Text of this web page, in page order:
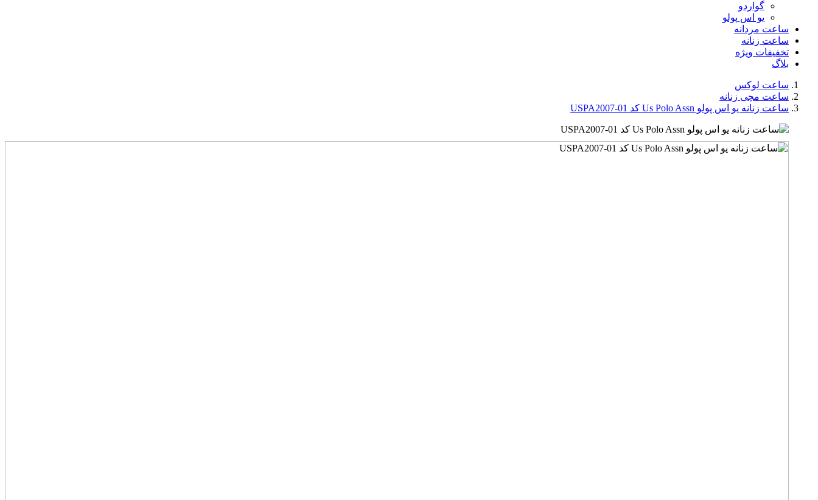
گواردو
یو اس پولو
ساعت مردانه
ساعت زنانه
تخفیفات ویژه
بلاگ
ساعت لوکس
ساعت مچی زنانه
ساعت زنانه یو اس پولو Us Polo Assn کد USPA2007-01